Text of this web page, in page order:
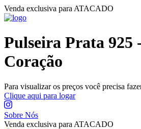
Venda exclusiva para ATACADO
Pulseira Prata 925
Coração
Para visualizar os preços você precisa
Clique aqui para logar
Sobre Nós
Venda exclusiva para ATACADO